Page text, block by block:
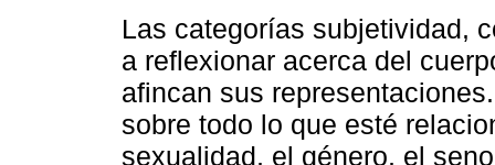
Las categorías subjetividad,
a reflexionar acerca del
afincan sus
sobre todo lo que esté
sexualidad, el género, el